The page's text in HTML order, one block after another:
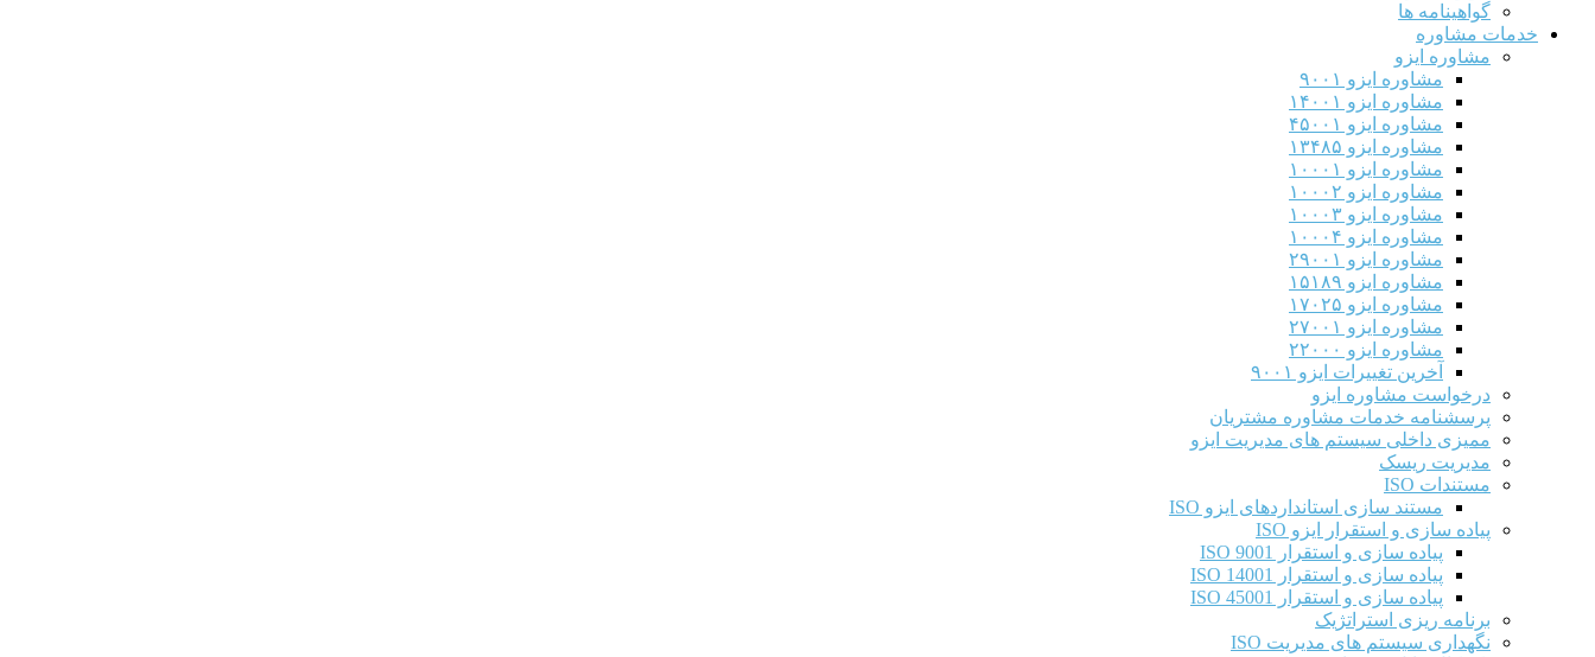
گواهینامه ها
خدمات مشاوره
مشاوره ایزو
مشاوره ایزو ۹۰۰۱
مشاوره ایزو ۱۴۰۰۱
مشاوره ایزو ۴۵۰۰۱
مشاوره ایزو ۱۳۴۸۵
مشاوره ایزو ۱۰۰۰۱
مشاوره ایزو ۱۰۰۰۲
مشاوره ایزو ۱۰۰۰۳
مشاوره ایزو ۱۰۰۰۴
مشاوره ایزو ۲۹۰۰۱
مشاوره ایزو ۱۵۱۸۹
مشاوره ایزو ۱۷۰۲۵
مشاوره ایزو ۲۷۰۰۱
مشاوره ایزو ۲۲۰۰۰
آخرین تغییرات ایزو ۹۰۰۱
درخواست مشاوره ایزو
پرسشنامه خدمات مشاوره مشتریان
ممیزی داخلی سیستم های مدیریت ایزو
مدیریت ریسک
مستندات ISO
مستند سازی استانداردهای ایزو ISO
پیاده سازی و استقرار ایزو ISO
پیاده سازی و استقرار ISO 9001​
پیاده سازی و استقرار ISO 14001
پیاده سازی و استقرار ISO 45001
برنامه ریزی استراتژیک
نگهداری سیستم های مدیریت ISO